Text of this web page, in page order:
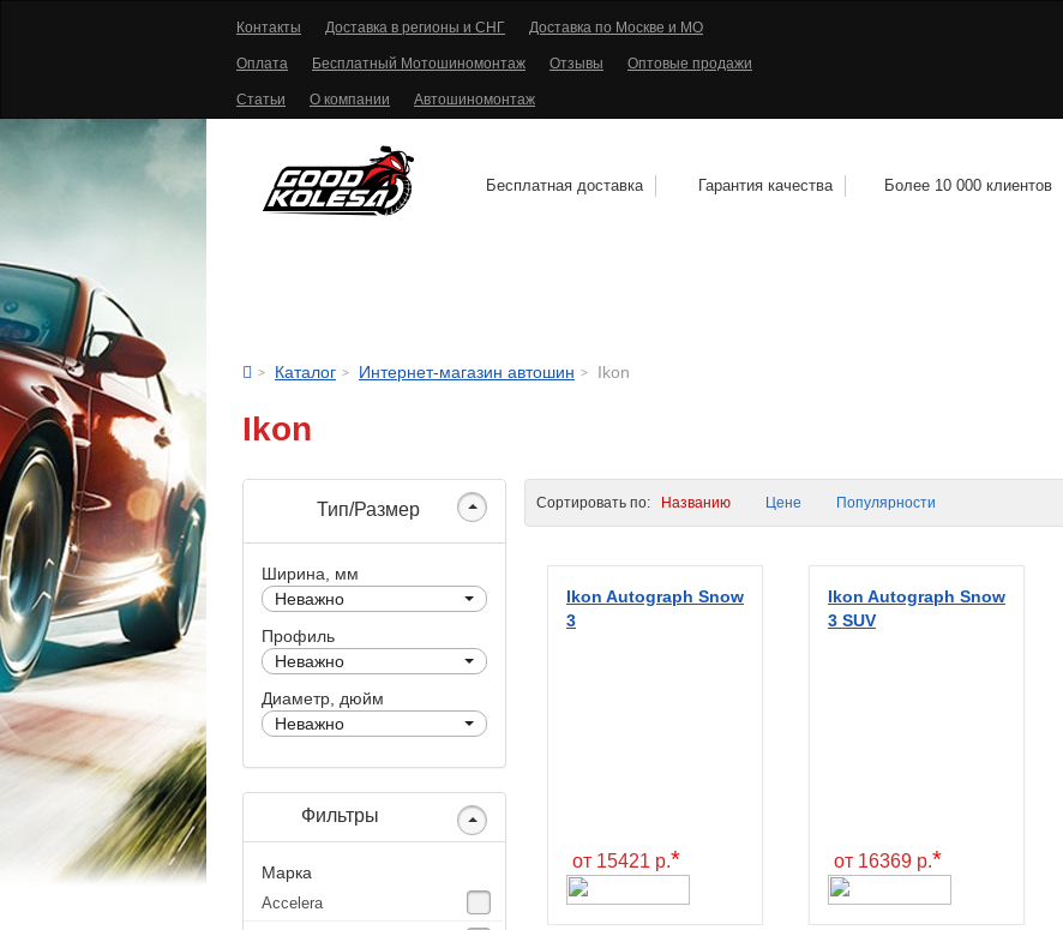
Контакты Доставка в регионы и СНГ Доставка по Москве и МО
Оплата Бесплатный Мотошиномонтаж Отзывы Оптовые продажи
Статьи О компании Автошиномонтаж
Бесплатная доставка Гарантия качества Более 10 000 клиентов
Каталог Интернет-магазин автошин Ikon
Ikon
Тип/Размер
Ширина, мм
Неважно
Профиль
Неважно
Диаметр, дюйм
Неважно
Фильтры
Марка
Accelera
Сортировать по: Названию Цене Популярности
Ikon Autograph Snow
3
от 15421 р.*
Ikon Autograph Snow
3 SUV
от 16369 р.*